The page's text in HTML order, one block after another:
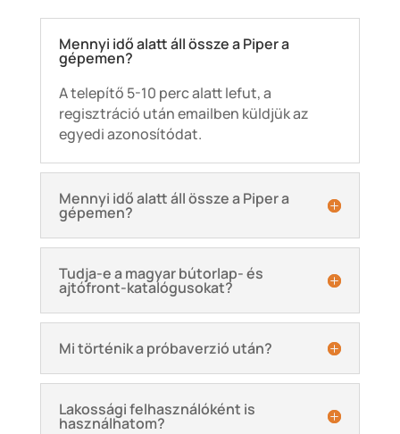
Mennyi idő alatt áll össze a Piper a
gépemen?
A telepítő 5-10 perc alatt lefut, a
regisztráció után emailben küldjük az
egyedi azonosítódat.
Mennyi idő alatt áll össze a Piper a
gépemen?
Tudja-e a magyar bútorlap- és
ajtófront-katalógusokat?
Mi történik a próbaverzió után?
Lakossági felhasználóként is
használhatom?